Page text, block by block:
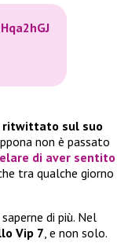
ritwittato sul suo
non è passato
di aver sentito
tra qualche giorno
di più. Nel
Vip 7, e non solo.